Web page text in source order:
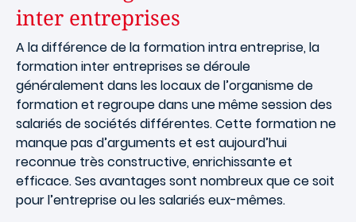
inter entreprises
A la différence de la formation intra entreprise, la
formation inter entreprises se déroule
généralement dans les locaux de l’organisme de
formation et regroupe dans une même session des
salariés de sociétés différentes. Cette formation ne
manque pas d’arguments et est aujourd’hui
reconnue très constructive, enrichissante et
efficace. Ses avantages sont nombreux que ce soit
pour l’entreprise ou les salariés eux-mêmes.